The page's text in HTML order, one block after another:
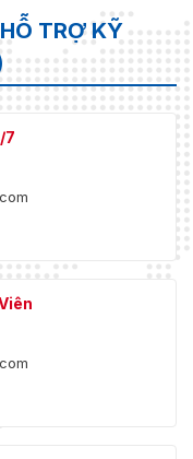
TRỢ KỸ
7